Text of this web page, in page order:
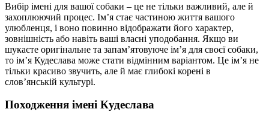
Вибір імені для вашої собаки – це не тільки важливий, але й
захоплюючий процес. Ім’я стає частиною життя вашого
улюбленця, і воно повинно відображати його характер,
зовнішність або навіть ваші власні уподобання. Якщо ви
шукаєте оригінальне та запам’ятовуюче ім’я для своєї собаки,
то ім’я Кудеслава може стати відмінним варіантом. Це ім’я не
тільки красиво звучить, але й має глибокі корені в
слов’янській культурі.
Походження імені Кудеслава